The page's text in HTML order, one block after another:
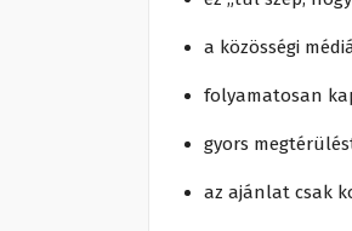
a közösségi
folyamatosan
gyors
az ajánlat csak